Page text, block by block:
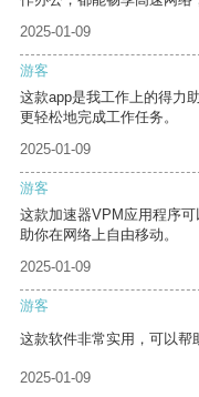
2025-01-09
游客
这款app是我工作上的得力
更轻松地完成工作任务。
2025-01-09
游客
这款加速器VPM应用程序
助你在网络上自由移动。
2025-01-09
游客
这款软件非常实用，可以帮
2025-01-09